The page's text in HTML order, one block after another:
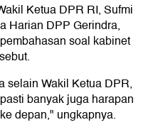
Ketua DPR RI, Sufmi
Harian DPP Gerindra,
soal kabinet
selain Wakil Ketua DPR,
banyak juga harapan
depan," ungkapnya.